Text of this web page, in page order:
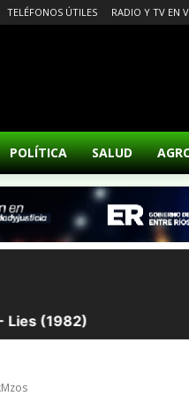
TELÉFONOS ÚTILES RADIO Y TV EN
POLÍTICA SALUD